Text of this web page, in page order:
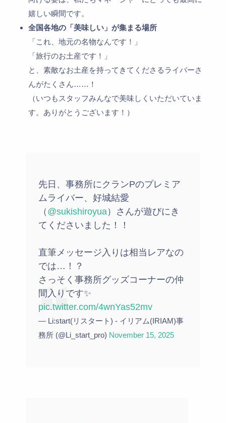
嬉しい瞬間です。
全国各地の「美味しい」が集まる場所
「これ、地元の名物なんです！」
「旅行のお土産です！」
と、素敵なお土産を持ってきてくださるライバーさ
んがたくさん……！
（いつもスタッフみんなで美味しくいただいていま
す。ありがとうございます！）
先日、事務所にクランPのプレミア
ムライバー、好城結愛
（ @sukishiroyua）さんが遊びにき
てくださいました！！
直筆メッセージ入りは相当レアなの
では…！？
さっそく事務所グッズコーナーの仲
間入りです✨
pic.twitter.com/4wnYas52mv
— Li:start(リスタート) - イリアム(IRIAM)事
務所 (@Li_start_pro) November 15, 2025